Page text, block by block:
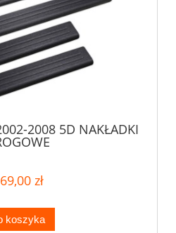
2008 5D NAKŁADKI
zł
koszyka